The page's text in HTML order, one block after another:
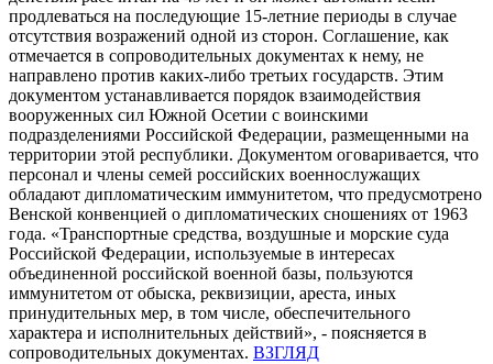
продлеваться на последующие 15-летние периоды в случае
отсутствия возражений одной из сторон. Соглашение, как
отмечается в сопроводительных документах к нему, не
направлено против каких-либо третьих государств. Этим
документом устанавливается порядок взаимодействия
вооруженных сил Южной Осетии с воинскими
подразделениями Российской Федерации, размещенными на
территории этой республики. Документом оговаривается, что
персонал и члены семей российских военнослужащих
обладают дипломатическим иммунитетом, что предусмотрено
Венской конвенцией о дипломатических сношениях от 1963
года. «Транспортные средства, воздушные и морские суда
Российской Федерации, используемые в интересах
объединенной российской военной базы, пользуются
иммунитетом от обыска, реквизиции, ареста, иных
принудительных мер, в том числе, обеспечительного
характера и исполнительных действий», - поясняется в
сопроводительных документах. ВЗГЛЯД